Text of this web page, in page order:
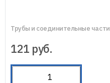
Трубы и соединительные части
121 руб.